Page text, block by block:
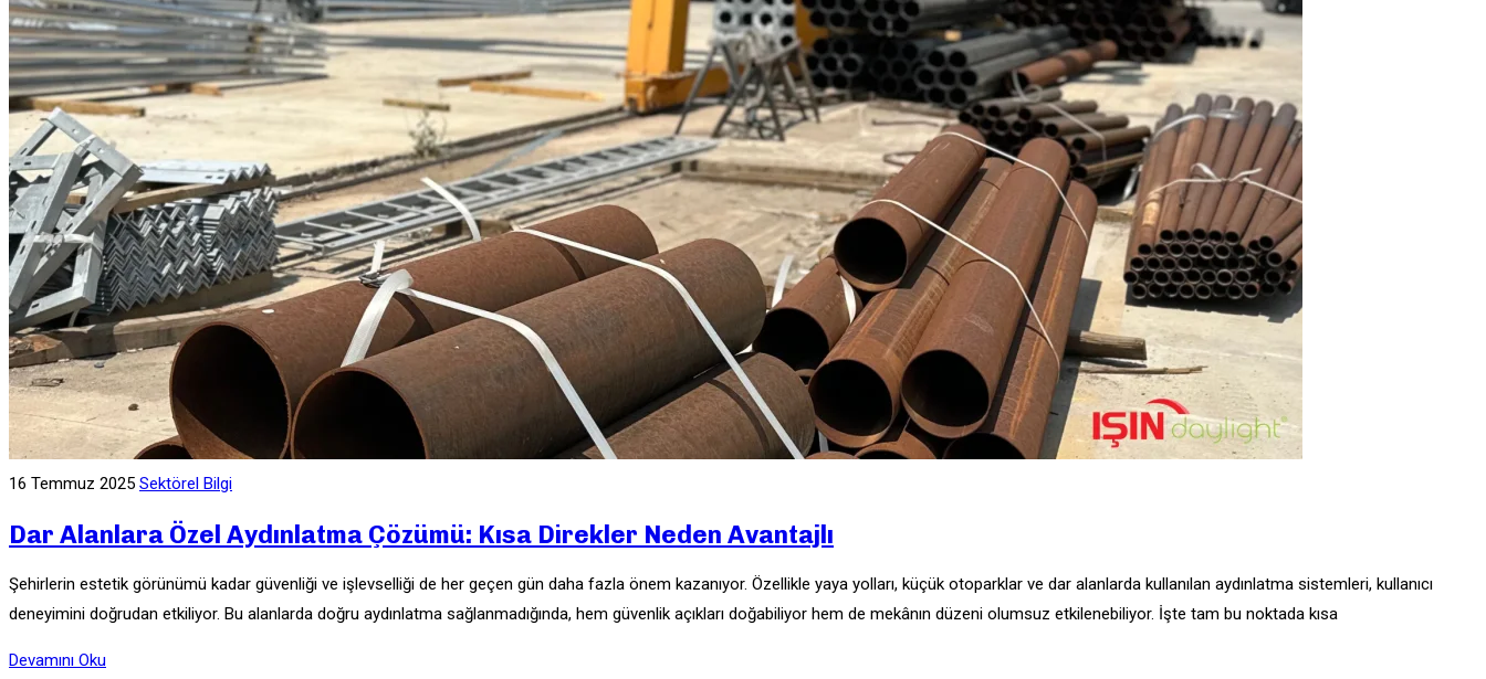
16 Temmuz 2025 Sektörel Bilgi
Dar Alanlara Özel Aydınlatma Çözümü: Kısa Direkler Neden Avantajlı
Şehirlerin estetik görünümü kadar güvenliği ve işlevselliği de her geçen gün daha fazla önem kazanıyor. Özellikle yaya yolları, küçük otoparklar ve dar alanlarda kullanılan aydınlatma sistemleri, kullanıcı
deneyimini doğrudan etkiliyor. Bu alanlarda doğru aydınlatma sağlanmadığında, hem güvenlik açıkları doğabiliyor hem de mekânın düzeni olumsuz etkilenebiliyor. İşte tam bu noktada kısa
Devamını Oku